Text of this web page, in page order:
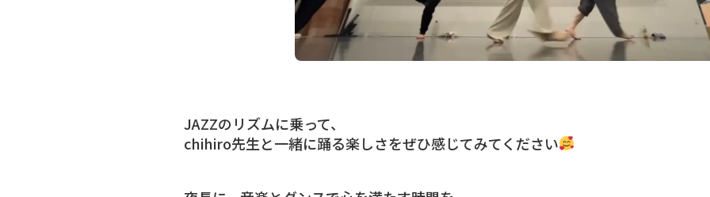
JAZZのリズムに乗って、
chihiro先生と一緒に踊る楽しさをぜひ感じてみてください